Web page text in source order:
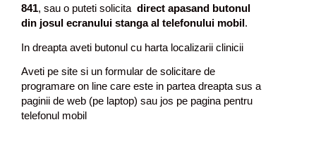
841, sau o puteti solicita direct apasand butonul
din josul ecranului stanga al telefonului mobil.
In dreapta aveti butonul cu harta localizarii clinicii
Aveti pe site si un formular de solicitare de
programare on line care este in partea dreapta sus a
paginii de web (pe laptop) sau jos pe pagina pentru
telefonul mobil